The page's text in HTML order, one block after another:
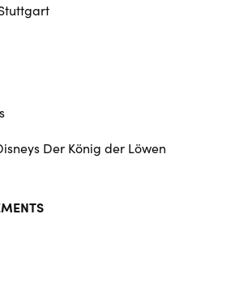
Der König der Löwen